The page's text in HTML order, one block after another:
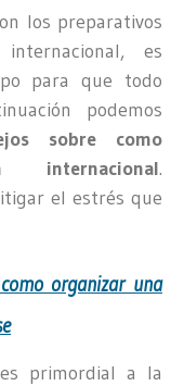
los preparativos
es
para que todo
podemos
sobre como
internacional.
el estrés que
organizar una
primordial a la